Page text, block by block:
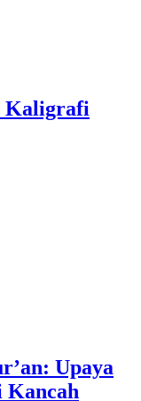
Kaligrafi
Upaya
Kancah